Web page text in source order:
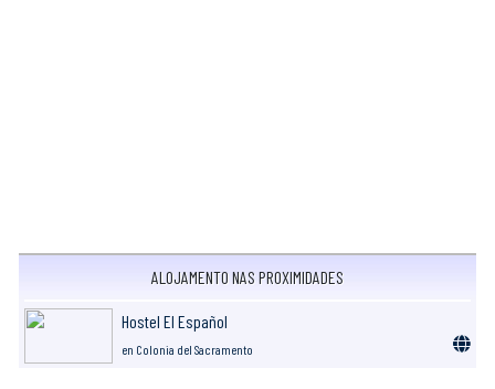
ALOJAMENTO NAS PROXIMIDADES
Hostel El Español
en Colonia del Sacramento